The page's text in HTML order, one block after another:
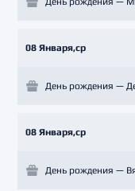
08 Января,ср
День рождения —
08 Января,ср
День рождения —